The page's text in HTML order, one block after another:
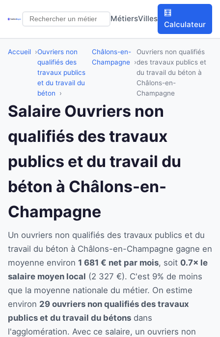
MétiersVilles
🧮
Calculateur
Accueil
Ouvriers non
qualifiés des
travaux publics
et du travail du
béton
Châlons-en-
Champagne
Ouvriers non qualifiés
des travaux publics et
du travail du béton à
Châlons-en-
Champagne
Salaire Ouvriers non
qualifiés des travaux
publics et du travail du
béton à Châlons-en-
Champagne
Un ouvriers non qualifiés des travaux publics et du
travail du béton à Châlons-en-Champagne gagne en
moyenne environ 1 681 € net par mois, soit 0.7× le
salaire moyen local (2 327 €). C'est 9% de moins
que la moyenne nationale du métier. On estime
environ 29 ouvriers non qualifiés des travaux
publics et du travail du bétons dans
l'agglomération. Avec ce salaire, un ouvriers non